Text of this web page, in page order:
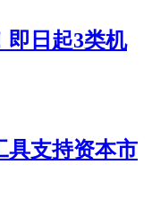
即日起3类机
具支持资本市